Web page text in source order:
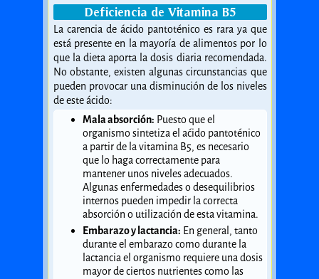
Deficiencia de Vitamina B5
La carencia de ácido pantoténico es rara ya que
está presente en la mayoría de alimentos por lo
que la dieta aporta la dosis diaria recomendada.
No obstante, existen algunas circunstancias que
pueden provocar una disminución de los niveles
de este ácido:
Mala absorción: Puesto que el
organismo sintetiza el aćido pantoténico
a partir de la vitamina B5, es necesario
que lo haga correctamente para
mantener unos niveles adecuados.
Algunas enfermedades o desequilibrios
internos pueden impedir la correcta
absorción o utilización de esta vitamina.
Embarazo y lactancia: En general, tanto
durante el embarazo como durante la
lactancia el organismo requiere una dosis
mayor de ciertos nutrientes como las